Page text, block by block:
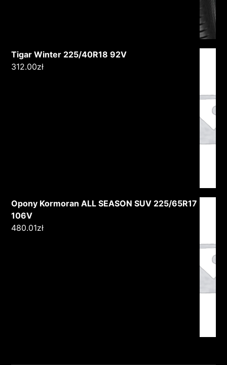
Tigar Winter 225/40R18 92V
312.00zł
Opony Kormoran ALL SEASON SUV 225/65R17
106V
480.01zł